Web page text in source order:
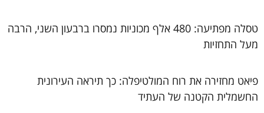
טסלה מפתיעה: 480 אלף מכוניות נמסרו ברבעון השני, הרבה
מעל התחזיות
פיאט מחזירה את רוח המולטיפלה: כך תיראה העירונית
החשמלית הקטנה של העתיד